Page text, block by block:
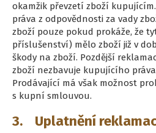
okamžik převzetí zboží
práva z odpovědnosti za vady
zboží pouze pokud prokáže, že
příslušenství) mělo zboží již v
škody na zboží. Pozdější
zboží nezbavuje kupujícího
Prodávající má však možnost
s kupní smlouvou.
3. Uplatnění